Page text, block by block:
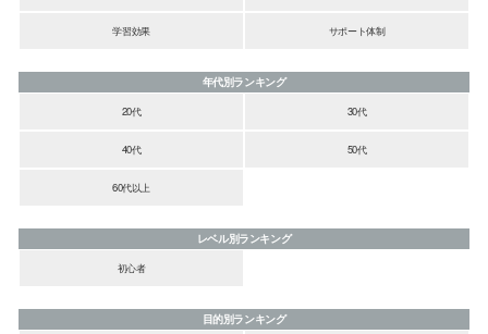
学習効果 サポート体制
年代別ランキング
20代
30代
40代 50代
60代以上
レベル別ランキング
初心者
目的別ランキング